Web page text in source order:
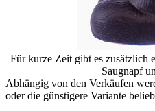
Für kurze Zeit gibt es zusätzlich
Saugnapf
Abhängig von den Verkäufen
oder die günstigere Variante